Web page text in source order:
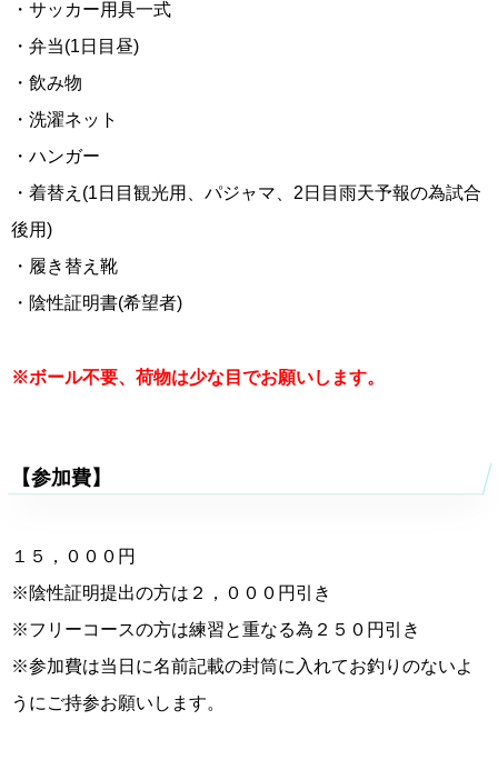
・サッカー用具一式
・弁当(1日目昼)
・飲み物
・洗濯ネット
・ハンガー
・着替え(1日目観光用、パジャマ、2日目雨天予報の為試合
後用)
・履き替え靴
・陰性証明書(希望者)
※ボール不要、荷物は少な目でお願いします。
【参加費】
１５，０００円
※陰性証明提出の方は２，０００円引き
※フリーコースの方は練習と重なる為２５０円引き
※参加費は当日に名前記載の封筒に入れてお釣りのないよ
うにご持参お願いします。